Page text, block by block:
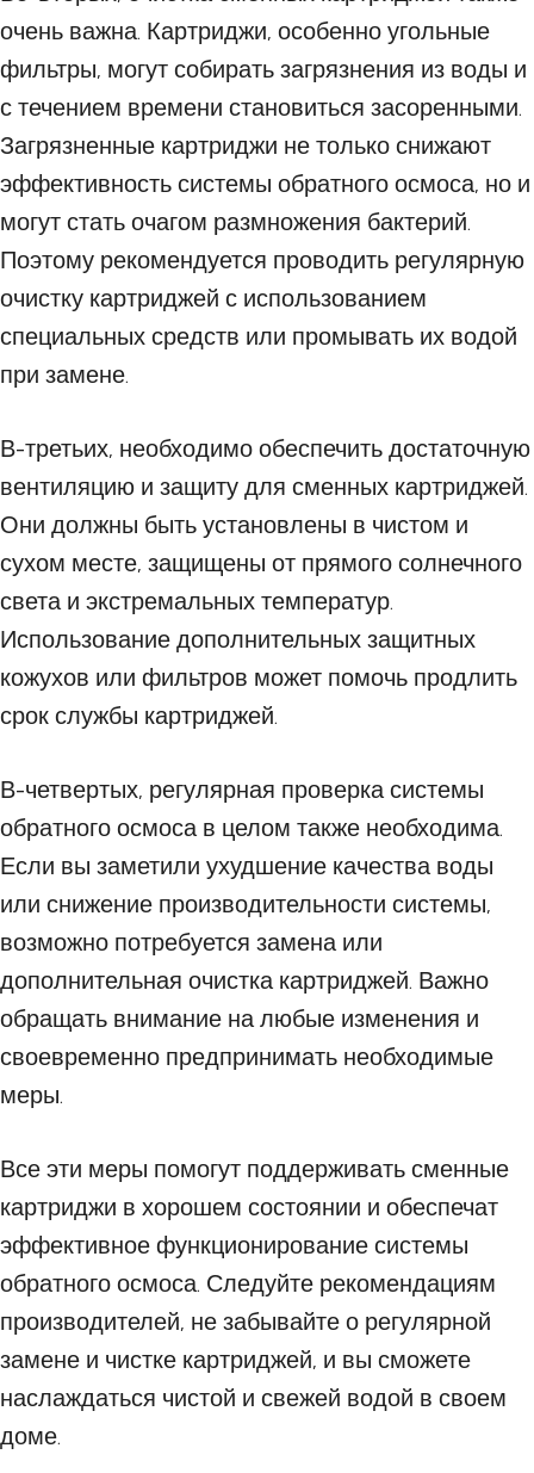
очень важна. Картриджи, особенно угольные
фильтры, могут собирать загрязнения из воды и
с течением времени становиться засоренными.
Загрязненные картриджи не только снижают
эффективность системы обратного осмоса, но и
могут стать очагом размножения бактерий.
Поэтому рекомендуется проводить регулярную
очистку картриджей с использованием
специальных средств или промывать их водой
при замене.
В-третьих, необходимо обеспечить достаточную
вентиляцию и защиту для сменных картриджей.
Они должны быть установлены в чистом и
сухом месте, защищены от прямого солнечного
света и экстремальных температур.
Использование дополнительных защитных
кожухов или фильтров может помочь продлить
срок службы картриджей.
В-четвертых, регулярная проверка системы
обратного осмоса в целом также необходима.
Если вы заметили ухудшение качества воды
или снижение производительности системы,
возможно потребуется замена или
дополнительная очистка картриджей. Важно
обращать внимание на любые изменения и
своевременно предпринимать необходимые
меры.
Все эти меры помогут поддерживать сменные
картриджи в хорошем состоянии и обеспечат
эффективное функционирование системы
обратного осмоса. Следуйте рекомендациям
производителей, не забывайте о регулярной
замене и чистке картриджей, и вы сможете
наслаждаться чистой и свежей водой в своем
доме.